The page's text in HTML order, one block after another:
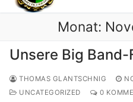
Monat:
Unsere Big
THOMAS GLANTSCHNIG
UNCATEGORIZED
0